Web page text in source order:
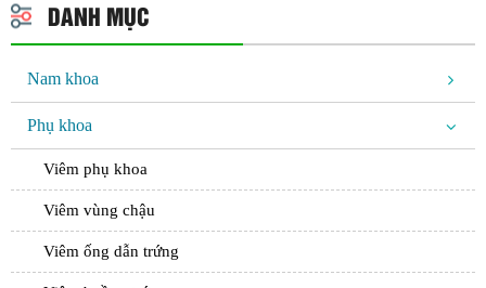
DANH MỤC
Nam khoa
Phụ khoa
Viêm phụ khoa
Viêm vùng chậu
Viêm ống dẫn trứng